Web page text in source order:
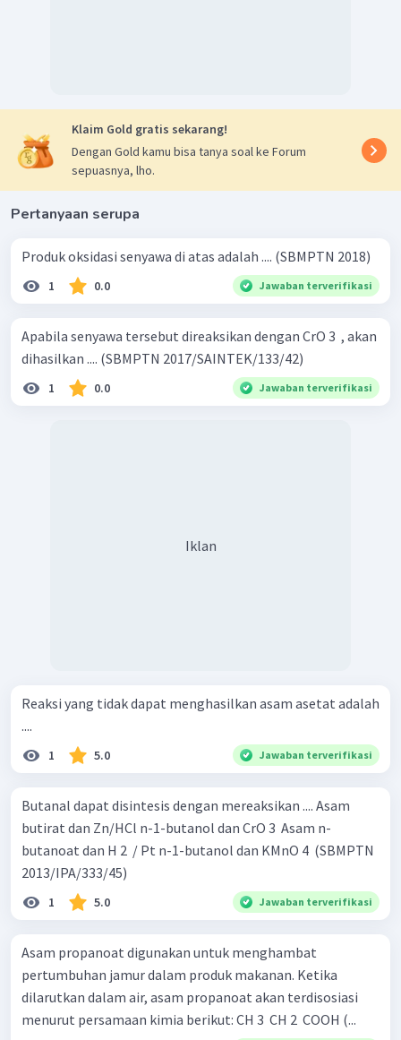
Klaim Gold gratis sekarang!
Dengan Gold kamu bisa tanya soal ke Forum
sepuasnya, lho.
Pertanyaan serupa
Produk oksidasi senyawa di atas adalah .... (SBMPTN 2018)
1 0.0 Jawaban terverifikasi
Apabila senyawa tersebut direaksikan dengan CrO 3 ​ , akan
dihasilkan .... (SBMPTN 2017/SAINTEK/133/42)
1 0.0 Jawaban terverifikasi
Iklan
Reaksi yang tidak dapat menghasilkan asam asetat adalah
....
1 5.0 Jawaban terverifikasi
Butanal dapat disintesis dengan mereaksikan .... Asam
butirat dan Zn/HCl n-1-butanol dan CrO 3 ​ Asam n-
butanoat dan H 2 ​ / Pt n-1-butanol dan KMnO 4 ​ (SBMPTN
2013/IPA/333/45)
1 5.0 Jawaban terverifikasi
Asam propanoat digunakan untuk menghambat
pertumbuhan jamur dalam produk makanan. Ketika
dilarutkan dalam air, asam propanoat akan terdisosiasi
menurut persamaan kimia berikut: CH 3 ​ CH 2 ​ COOH (...